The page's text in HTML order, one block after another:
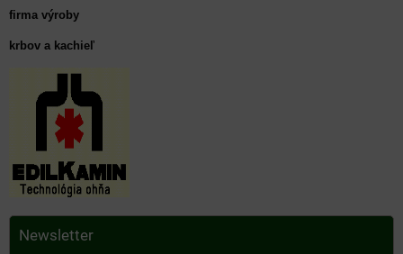
firma výroby
krbov a kachieľ
Newsletter